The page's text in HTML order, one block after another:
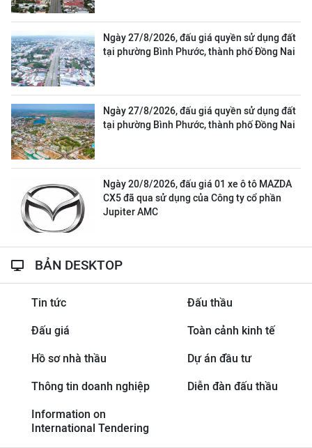
Ngày 27/8/2026, đấu giá quyền sử dụng đất
tại phường Bình Phước, thành phố Đồng Nai
Ngày 27/8/2026, đấu giá quyền sử dụng đất
tại phường Bình Phước, thành phố Đồng Nai
Ngày 20/8/2026, đấu giá 01 xe ô tô MAZDA
CX5 đã qua sử dụng của Công ty cổ phần
Jupiter AMC
BẢN DESKTOP
Tin tức Đấu thầu
Đấu giá Toàn cảnh kinh tế
Hồ sơ nhà thầu Dự án đầu tư
Thông tin doanh nghiệp Diễn đàn đấu thầu
Information on
International Tendering